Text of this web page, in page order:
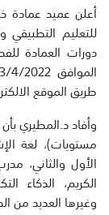
أعلن عميد عمادة
للتعليم
طريق الموقع
وأفاد د.المطيري
مستويات)، لغة
الأول والثاني،
الكريم، الذكاء
وغيرها العديد من